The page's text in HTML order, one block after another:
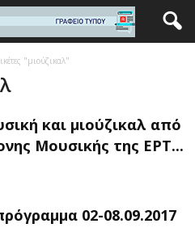
"μιούζικαλ"
και μιούζικαλ από
Μουσικής της ΕΡΤ...
02-08.09.2017